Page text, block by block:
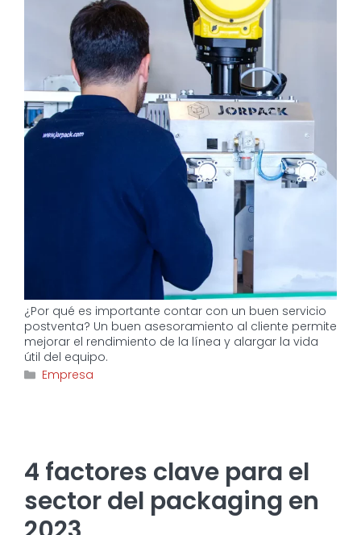
¿Por qué es importante contar con un buen servicio
postventa? Un buen asesoramiento al cliente permite
mejorar el rendimiento de la línea y alargar la vida
útil del equipo.
Categorías
Empresa
4 factores clave para el
sector del packaging en